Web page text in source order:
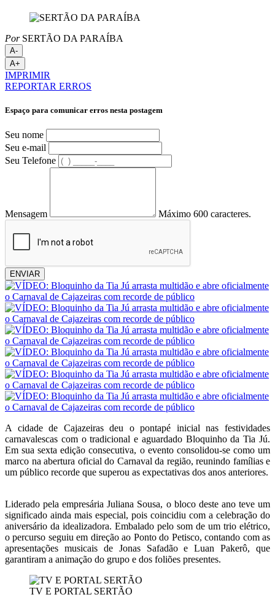
PorSERTÃO DA PARAÍBA
A-
A+
IMPRIMIR
REPORTAR ERROS
Espaço para comunicar erros nesta postagem
Seu nome
Seu e-mail
Seu Telefone
Mensagem Máximo 600 caracteres.
ENVIAR
A cidade de Cajazeiras deu o pontapé inicial nas festividades
carnavalescas com o tradicional e aguardado Bloquinho da Tia Jú.
Em sua sexta edição consecutiva, o evento consolidou-se como um
marco na abertura oficial do Carnaval da região, reunindo famílias e
um público recorde que superou as expectativas dos anos anteriores.
Liderado pela empresária Juliana Sousa, o bloco deste ano teve um
significado ainda mais especial, pois coincidiu com a celebração do
aniversário da idealizadora. Embalado pelo som de um trio elétrico,
o percurso seguiu em direção ao Ponto do Petisco, contando com as
apresentações musicais de Jonas Safadão e Luan Pakerô, que
garantiram a animação do grupo e dos foliões presentes.
TV E PORTAL SERTÃO